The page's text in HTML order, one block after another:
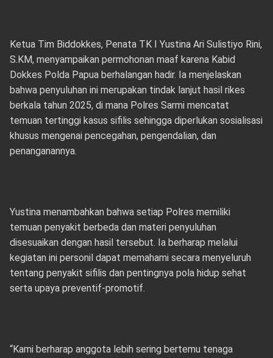
Ketua Tim Biddokkes, Penata TK I Yustina Ari Sulistiyo Rini,
S.KM, menyampaikan permohonan maaf karena Kabid
Dokkes Polda Papua berhalangan hadir. Ia menjelaskan
bahwa penyuluhan ini merupakan tindak lanjut hasil rikes
berkala tahun 2025, di mana Polres Sarmi mencatat
temuan tertinggi kasus sifilis sehingga diperlukan sosialisasi
khusus mengenai pencegahan, pengendalian, dan
penanganannya.
Yustina menambahkan bahwa setiap Polres memiliki
temuan penyakit berbeda dan materi penyuluhan
disesuaikan dengan hasil tersebut. Ia berharap melalui
kegiatan ini personil dapat memahami secara menyeluruh
tentang penyakit sifilis dan pentingnya pola hidup sehat
serta upaya preventif-promotif.
“Kami berharap anggota lebih sering bertemu tenaga